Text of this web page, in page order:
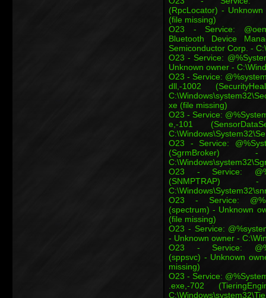
(RpcLocator) -
(file missing)
O23 - Service:
Bluetooth Device
Semiconductor Corp. -
O23 - Service:
Unknown owner -
O23 - Service:
dll,-1002
xe (file missing)
O23 - Service:
e,-101
O23 - Service:
O23 - Service:
O23 - Service:
(spectrum) - Unknown
(file missing)
O23 - Service:
- Unknown owner -
O23 - Service:
(sppsvc) - Unknown
missing)
O23 - Service:
.exe,-702